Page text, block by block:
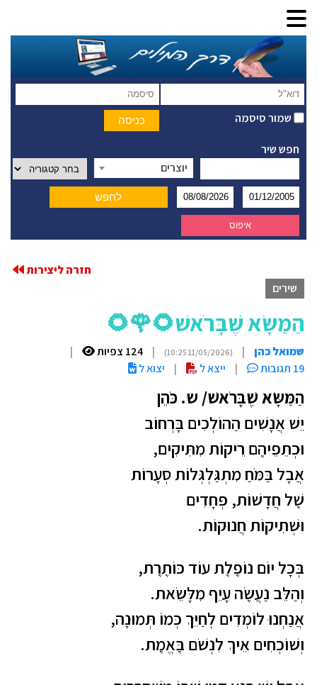
שמור סיסמה
חפש שיר
יוצרים
חזרה ליצירות
שירים
הַמַּשָּׂא שֶׁבָּרֹאשׁ🌻🌹🌻
שמואל כהן |
(11/05/2026 10:25)
| 124 צפיות
|
19 תגובות
| ייצא ל | יצוא ל
הַמַּשָּׂא שֶׁבָּרֹאשׁ/ ש. כֹּהֵן
יֵשׁ אֲנָשִׁים הַהוֹלְכִים בָּרְחוֹב
וּכְתֵפֵיהֶם רֵיקוֹת מִתִּיקִים,
אֲבָל בַּמֹּחַ מִתְגַּלְגְּלוֹת סְעָרוֹת
שֶׁל חֲדָשׁוֹת, פְּחָדִים
וּשְׁתִיקוֹת חֲנוּקוֹת.
בְּכָל יוֹם נוֹפֶלֶת עוֹד כּוֹתֶרֶת,
וְהַלֵּב נַעֲשֶׂה עָיֵף מִלָּשֵׂאת.
אֲנַחְנוּ לוֹמְדִים לְחַיֵּךְ כְּמוֹ תְּמוּנָה,
וְשׁוֹכְחִים אֵיךְ לִנְשֹׁם בֶּאֱמֶת.